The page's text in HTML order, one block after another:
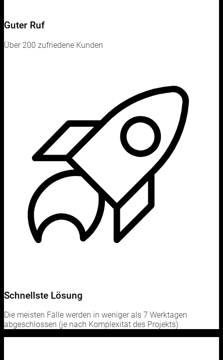
Guter Ruf
Über 200 zufriedene Kunden
Schnellste Lösung
Die meisten Fälle werden in weniger als 7 Werktagen
abgeschlossen (je nach Komplexität des Projekts)